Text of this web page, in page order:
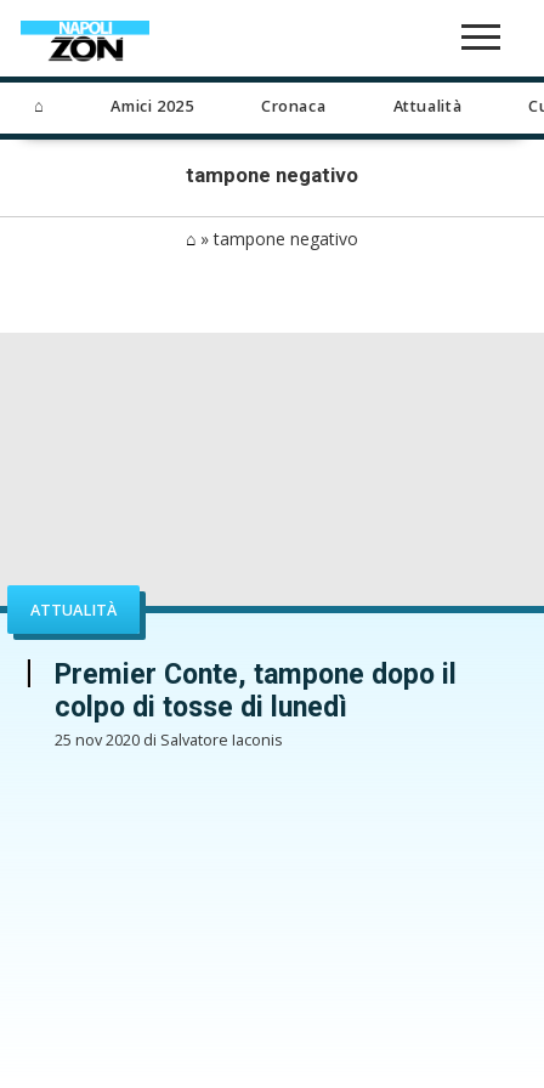
⌂ Amici 2025 Cronaca Attualità
tampone negativo
⌂ »tampone negativo
ATTUALITÀ
Premier Conte, tampone dopo il
colpo di tosse di lunedì
25 nov 2020 di Salvatore Iaconis